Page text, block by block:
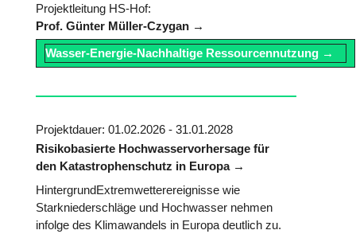
Projektleitung HS-Hof:
Prof. Günter Müller-Czygan
Wasser-Energie-Nachhaltige Ressourcennutzung
Projektdauer: 01.02.2026 - 31.01.2028
Risikobasierte Hochwasservorhersage für
den Katastrophenschutz in Europa
HintergrundExtremwetterereignisse wie
Starkniederschläge und Hochwasser nehmen
infolge des Klimawandels in Europa deutlich zu.